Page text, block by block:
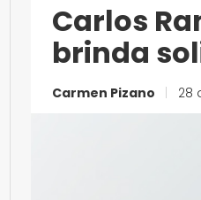
Carlos
brinda
Carmen Pizano 28